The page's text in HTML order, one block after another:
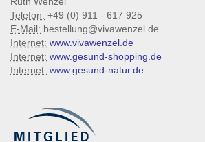
Telefon: +49 (0) 911 - 617 925
E-Mail: bestellung@vivawenzel.de
Internet: www.vivawenzel.de
Internet: www.gesund-shopping.de
Internet: www.gesund-natur.de